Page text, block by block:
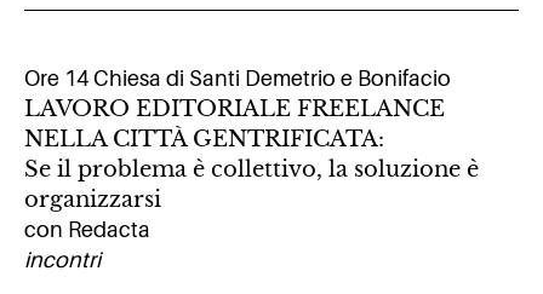
Ore 14 Chiesa di Santi Demetrio e Bonifacio
LAVORO EDITORIALE FREELANCE
NELLA CITTÀ GENTRIFICATA:
Se il problema è collettivo, la soluzione è
organizzarsi
con Redacta
incontri